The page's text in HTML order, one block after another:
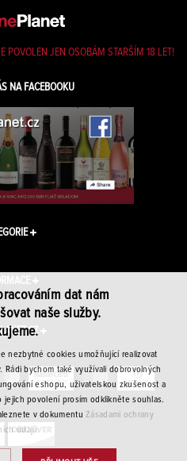
POVOLEN JEN OSOBÁM STARŠÍM 18 LET!
NA FACEBOOKU
dat nám
naše služby.
nezbytné cookies umožňující realizovat
bychom také využívali dobrovolných
eshopu, uživatelskou zkušenost a
jejich povolení prosím odklikněte souhlas.
v dokumentuZásadami ochrany
údajů.